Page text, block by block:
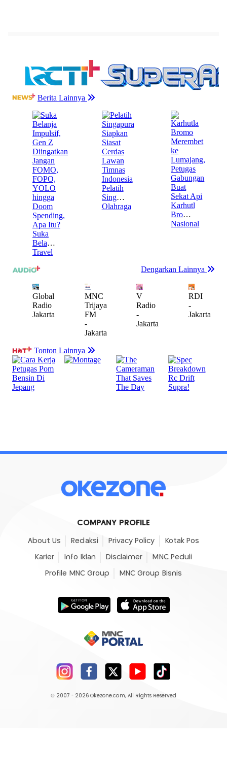
COMPANY PROFILE
About Us Redaksi Privacy Policy Kotak Pos
Karier Info Iklan Disclaimer MNC Peduli
Profile MNC Group MNC Group Bisnis
© 2007 - 2026 Okezone.com, All Rights Reserved